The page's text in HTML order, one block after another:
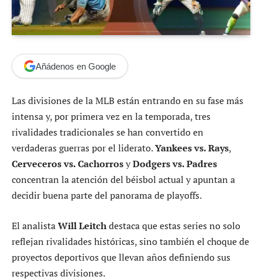
Añádenos en Google
Las divisiones de la MLB están entrando en su fase más
intensa y, por primera vez en la temporada, tres
rivalidades tradicionales se han convertido en
verdaderas guerras por el liderato.Yankees vs. Rays,
Cerveceros vs. CachorrosyDodgers vs. Padres
concentran la atención del béisbol actual y apuntan a
decidir buena parte del panorama de playoffs.
El analistaWill Leitchdestaca que estas series no solo
reflejan rivalidades históricas, sino también el choque de
proyectos deportivos que llevan años definiendo sus
respectivas divisiones.